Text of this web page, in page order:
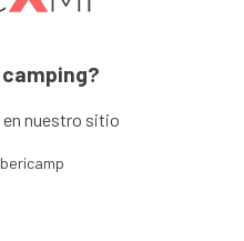
nuestro sitio